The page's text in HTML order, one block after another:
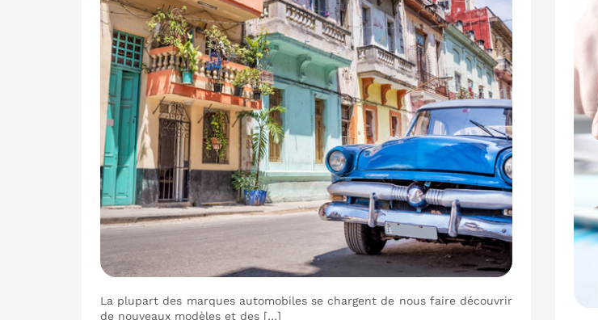
La plupart des marques automobiles se chargent de nous faire découvrir
de nouveaux modèles et des […]